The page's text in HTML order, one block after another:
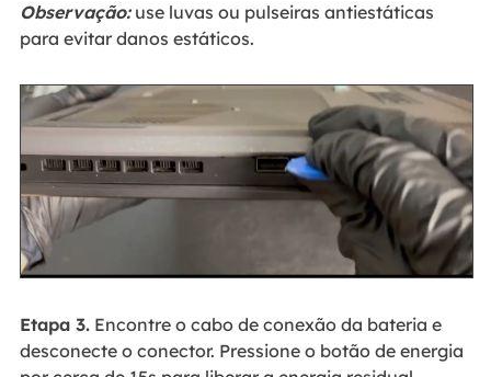
Observação:use luvas ou pulseiras antiestáticas
para evitar danos estáticos.
Etapa 3.Encontre o cabo de conexão da bateria e
desconecte o conector. Pressione o botão de energia